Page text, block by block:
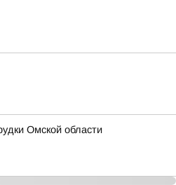
Омской области